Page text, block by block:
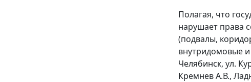
Полагая, что
нарушает права
(подвалы,
внутридомовые
Челябинск, ул.
Кремнев А.В.,